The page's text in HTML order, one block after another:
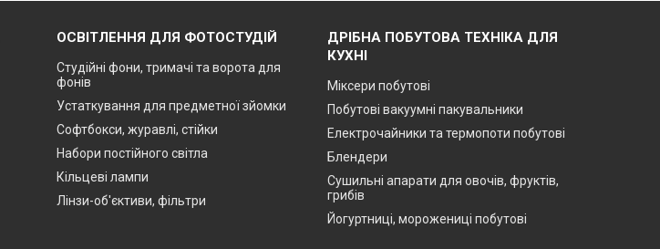
ОСВІТЛЕННЯ ДЛЯ ФОТОСТУДІЙ
Студійні фони, тримачі та ворота для
фонів
Устаткування для предметної зйомки
Софтбокси, журавлі, стійки
Набори постійного світла
Кільцеві лампи
Лінзи-об'єктиви, фільтри
ДРІБНА ПОБУТОВА ТЕХНІКА ДЛЯ
КУХНІ
Міксери побутові
Побутові вакуумні пакувальники
Електрочайники та термопоти побутові
Блендери
Сушильні апарати для овочів, фруктів,
грибів
Йогуртниці, морожениці побутові